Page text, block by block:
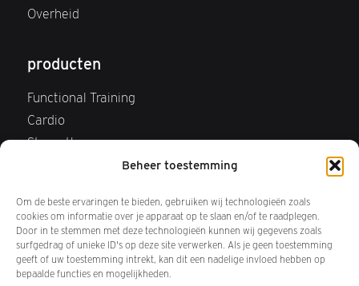
Beheer toestemming
Om de beste ervaringen te bieden, gebruiken wij technologieën zoals
cookies om informatie over je apparaat op te slaan en/of te raadplegen.
Door in te stemmen met deze technologieën kunnen wij gegevens zoals
surfgedrag of unieke ID's op deze site verwerken. Als je geen toestemming
geeft of uw toestemming intrekt, kan dit een nadelige invloed hebben op
bepaalde functies en mogelijkheden.
Overheid
producten
Functional Training
Cardio
Strength
Retourneren
over ons